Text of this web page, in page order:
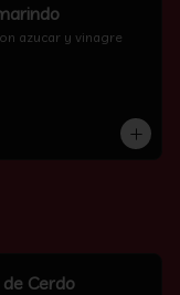
azucar y vinagre
Cerdo